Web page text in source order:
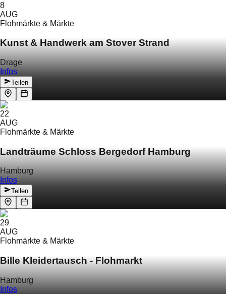
8
AUG
Flohmärkte & Märkte
Kunst & Handwerk am Stover Strand
Drage
Infos
Teilen
22
AUG
Flohmärkte & Märkte
Landträume Schloss Bergedorf Hamburg
Hamburg
Infos
Teilen
29
AUG
Flohmärkte & Märkte
Bille Kleidertausch - Flohmarkt
Hamburg
Infos